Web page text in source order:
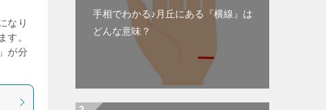
なり
す。
が分
手相でわかる♪月丘にある『横線』は
どんな意味？